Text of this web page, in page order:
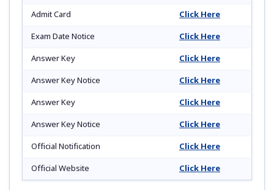
Admit Card Click Here
Exam Date Notice Click Here
Answer Key Click Here
Answer Key Notice Click Here
Answer Key Click Here
Answer Key Notice Click Here
Official Notification Click Here
Official Website Click Here